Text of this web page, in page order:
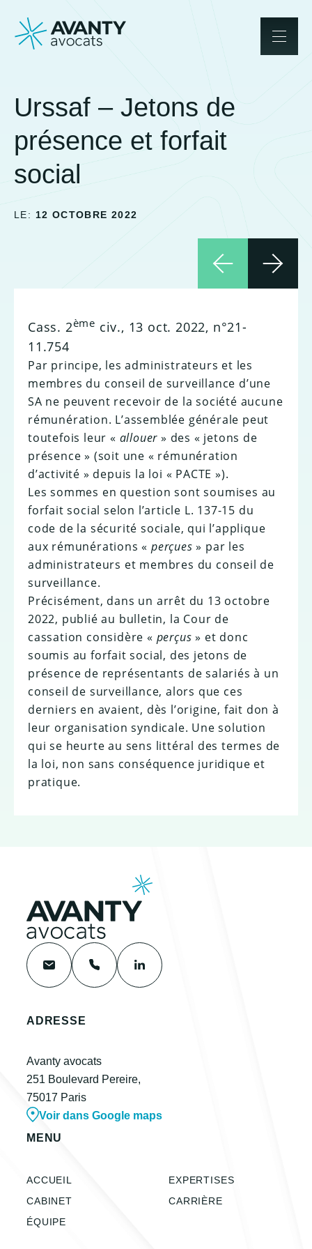
Urssaf – Jetons de
présence et forfait
social
LE: 12 OCTOBRE 2022
Cass. 2ème civ., 13 oct. 2022, n°21-
11.754
Par principe, les administrateurs et les
membres du conseil de surveillance d’une
SA ne peuvent recevoir de la société aucune
rémunération. L’assemblée générale peut
toutefois leur « allouer » des « jetons de
présence » (soit une « rémunération
d’activité » depuis la loi « PACTE »).
Les sommes en question sont soumises au
forfait social selon l’article L. 137-15 du
code de la sécurité sociale, qui l’applique
aux rémunérations «perçues » par les
administrateurs et membres du conseil de
surveillance.
Précisément, dans un arrêt du 13 octobre
2022, publié au bulletin, la Cour de
cassation considère « perçus » et donc
soumis au forfait social, des jetons de
présence de représentants de salariés à un
conseil de surveillance, alors que ces
derniers en avaient, dès l’origine, fait don à
leur organisation syndicale. Une solution
qui se heurte au sens littéral des termes de
la loi, non sans conséquence juridique et
pratique.
ADRESSE
Avanty avocats
251 Boulevard Pereire,
75017 Paris
Voir dans Google maps
MENU
ACCUEIL
CABINET
ÉQUIPE
EXPERTISES
CARRIÈRE